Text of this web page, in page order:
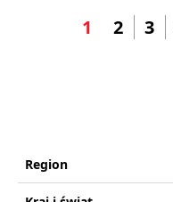
1 2 3
Region